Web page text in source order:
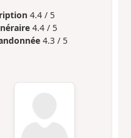
4.4 / 5
4.4 / 5
4.3 / 5